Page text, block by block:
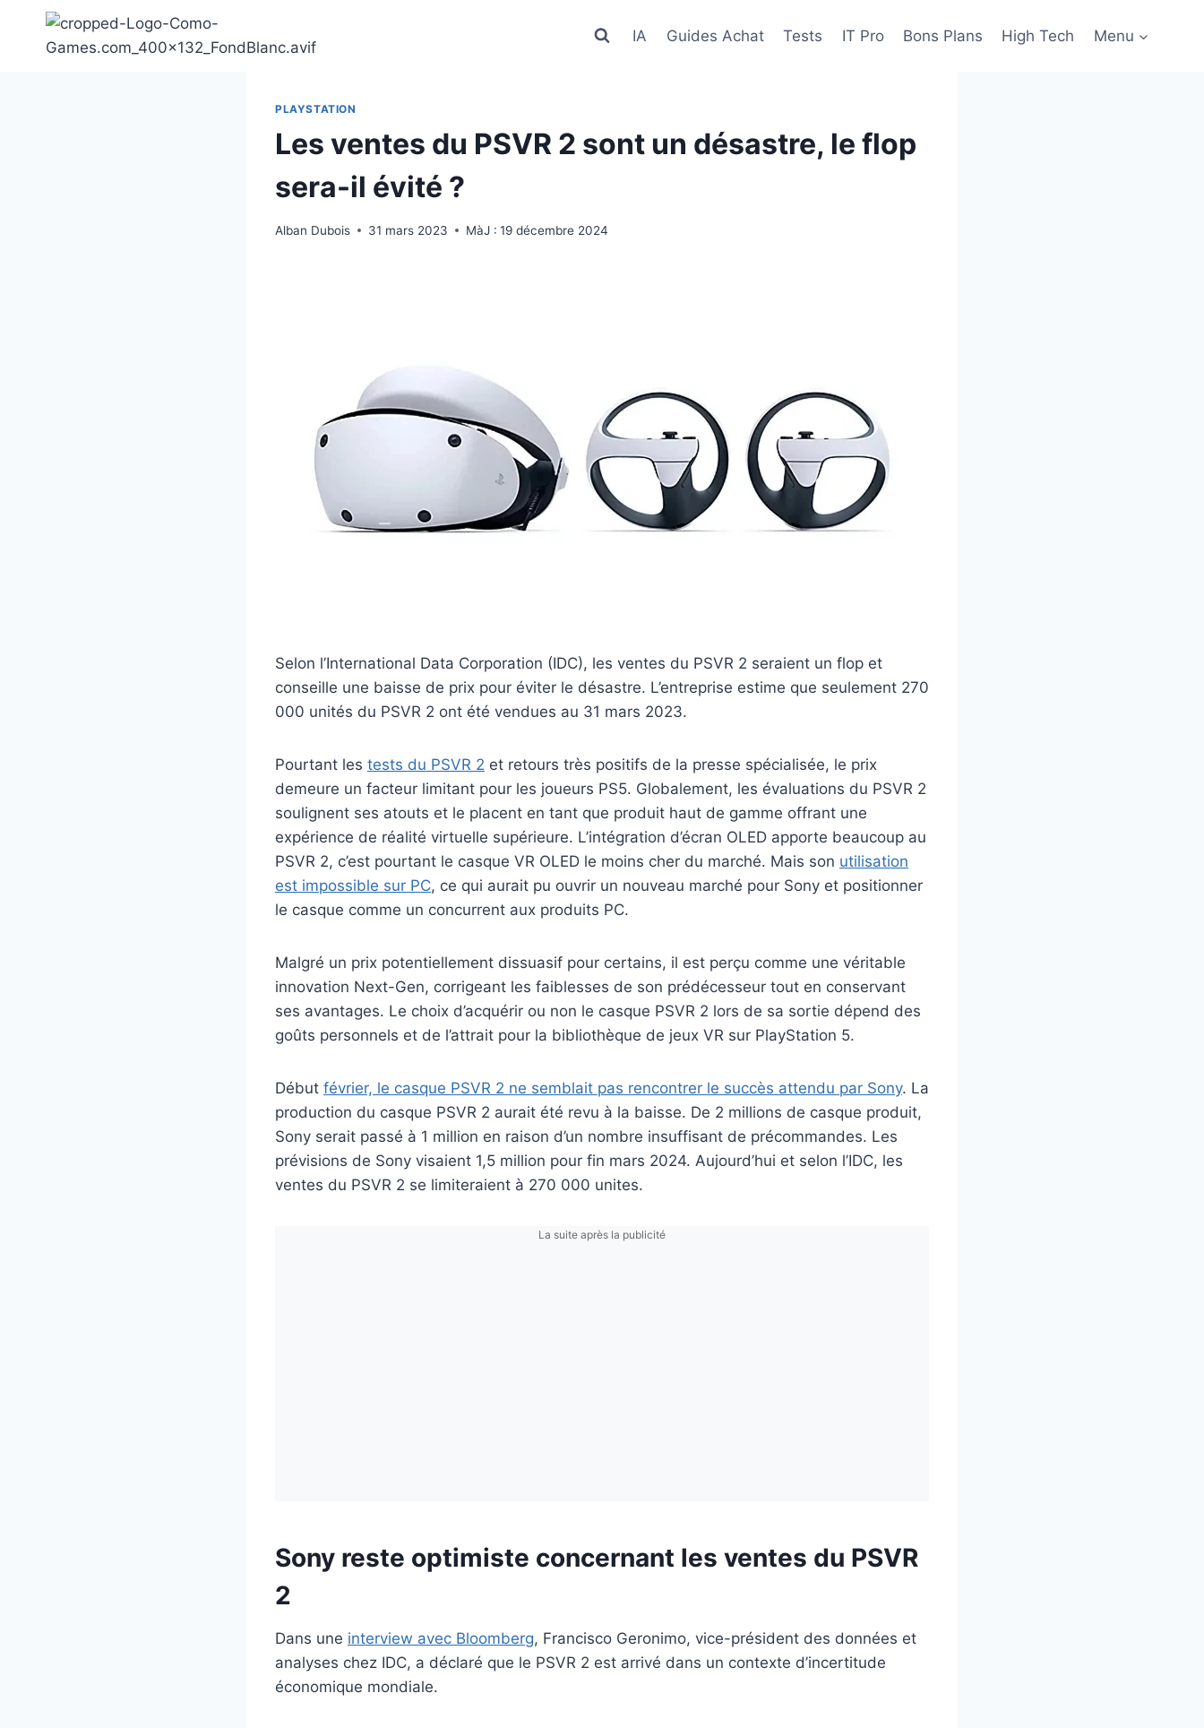
contenu
IA Guides Achat Tests IT Pro Bons Plans High Tech Menu
PLAYSTATION
Les ventes du PSVR 2 sont un désastre, le flop
sera-il évité ?
Alban Dubois 31 mars 2023 MàJ : 19 décembre 2024
Selon l’International Data Corporation (IDC), les ventes du PSVR 2 seraient un flop et
conseille une baisse de prix pour éviter le désastre. L’entreprise estime que seulement 270
000 unités du PSVR 2 ont été vendues au 31 mars 2023.
Pourtant les tests du PSVR 2 et retours très positifs de la presse spécialisée, le prix
demeure un facteur limitant pour les joueurs PS5. Globalement, les évaluations du PSVR 2
soulignent ses atouts et le placent en tant que produit haut de gamme offrant une
expérience de réalité virtuelle supérieure. L’intégration d’écran OLED apporte beaucoup au
PSVR 2, c’est pourtant le casque VR OLED le moins cher du marché. Mais son utilisation
est impossible sur PC, ce qui aurait pu ouvrir un nouveau marché pour Sony et positionner
le casque comme un concurrent aux produits PC.
Malgré un prix potentiellement dissuasif pour certains, il est perçu comme une véritable
innovation Next-Gen, corrigeant les faiblesses de son prédécesseur tout en conservant
ses avantages. Le choix d’acquérir ou non le casque PSVR 2 lors de sa sortie dépend des
goûts personnels et de l’attrait pour la bibliothèque de jeux VR sur PlayStation 5.
Début février, le casque PSVR 2 ne semblait pas rencontrer le succès attendu par Sony. La
production du casque PSVR 2 aurait été revu à la baisse. De 2 millions de casque produit,
Sony serait passé à 1 million en raison d’un nombre insuffisant de précommandes. Les
prévisions de Sony visaient 1,5 million pour fin mars 2024. Aujourd’hui et selon l’IDC, les
ventes du PSVR 2 se limiteraient à 270 000 unites.
La suite après la publicité
Sony reste optimiste concernant les ventes du PSVR
2
Dans une interview avec Bloomberg, Francisco Geronimo, vice-président des données et
analyses chez IDC, a déclaré que le PSVR 2 est arrivé dans un contexte d’incertitude
économique mondiale.